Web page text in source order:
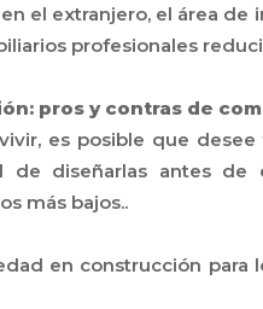
el extranjero, el área
profesionales
pros y contras de
es posible que
de diseñarlas antes de
más bajos..
en construcción